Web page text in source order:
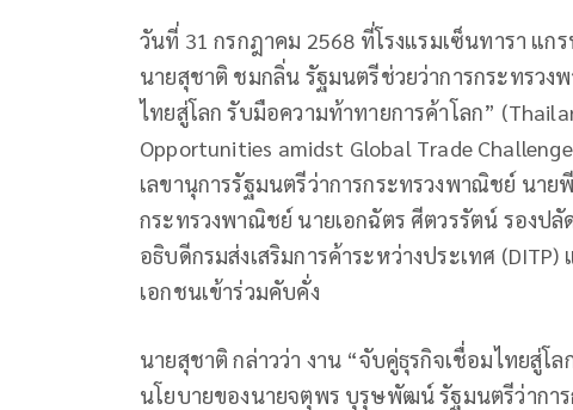
วันที่ 31 กรกฎาคม 2568 ที่โรงแรมเซ็นทารา แ
นายสุชาติ ชมกลิ่น รัฐมนตรีช่วยว่าการกระทรวง
ไทยสู่โลก รับมือความท้าทายการค้าโลก”
Opportunities amidst Global Trade
เลขานุการรัฐมนตรีว่าการกระทรวงพาณิชย์ นา
กระทรวงพาณิชย์ นายเอกฉัตร ศีตวรรัตน์ รองป
อธิบดีกรมส่งเสริมการค้าระหว่างประเทศ
เอกชนเข้าร่วมคับคั่ง
นายสุชาติ กล่าวว่า งาน “จับคู่ธุรกิจเชื่อมไทยสู่โ
นโยบายของนายจตุพร บุรุษพัฒน์ รัฐมนตรีว่ากา